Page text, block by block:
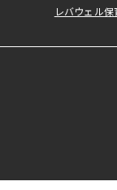
レバウェル